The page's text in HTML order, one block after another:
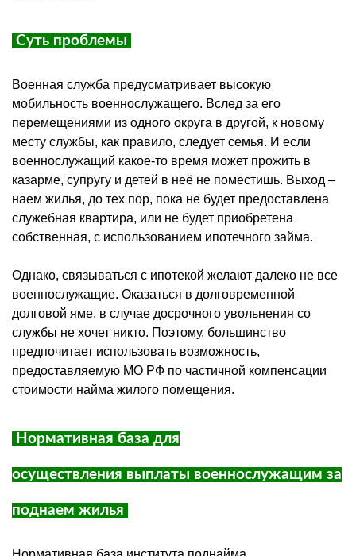
Суть проблемы
Военная служба предусматривает высокую
мобильность военнослужащего. Вслед за его
перемещениями из одного округа в другой, к новому
месту службы, как правило, следует семья. И если
военнослужащий какое-то время может прожить в
казарме, супругу и детей в неё не поместишь. Выход –
наем жилья, до тех пор, пока не будет предоставлена
служебная квартира, или не будет приобретена
собственная, с использованием ипотечного займа.
Однако, связываться с ипотекой желают далеко не все
военнослужащие. Оказаться в долговременной
долговой яме, в случае досрочного увольнения со
службы не хочет никто. Поэтому, большинство
предпочитает использовать возможность,
предоставляемую МО РФ по частичной компенсации
стоимости найма жилого помещения.
Нормативная база для
осуществления выплаты военнослужащим за
поднаем жилья